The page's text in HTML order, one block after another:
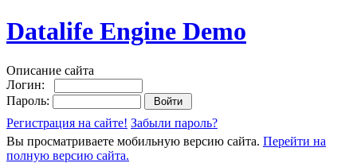
Datalife Engine Demo
Описание сайта
Логин:
Пароль:
Регистрация на сайте! Забыли пароль?
Вы просматриваете мобильную версию сайта. Перейти на
полную версию сайта.